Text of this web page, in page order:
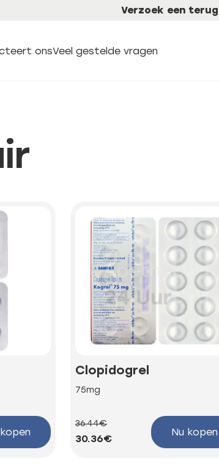
Verzoek een
onsVeel gestelde vragen
Clopidogrel
75mg
36.44€
30.36€
Nu kopen